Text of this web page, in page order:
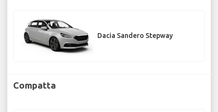
Dacia Sandero Stepway
Compatta